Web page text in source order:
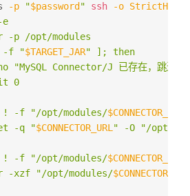
-p "$password " ssh -o
e
-p /opt/modules
-f "
$TARGET_JAR" ]; then
"MySQL Connector/J 已存在，跳过安
0
-f "/opt/modules/
$CONNECTOR_FILE
-q "
$CONNECTOR_URL" -O "/opt/
-f "/opt/modules/
$CONNECTOR_JAR
-xzf "/opt/modules/